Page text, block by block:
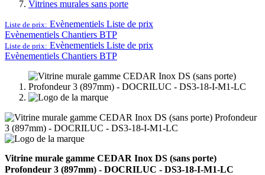
Vitrines murales sans porte
Liste de prix: Evènementiels Liste de prix
Evènementiels Chantiers BTP
Liste de prix: Evènementiels Liste de prix
Evènementiels Chantiers BTP
Vitrine murale gamme CEDAR Inox DS (sans porte)
Profondeur 3 (897mm) - DOCRILUC - DS3-18-I-M1-LC